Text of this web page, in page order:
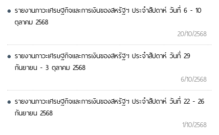
รายงานภาวะเศรษฐกิจและการเงินของสหรัฐฯ ประจำสัปดาห์ วันที่ 6 - 10
ตุลาคม 2568
20/10/2568
รายงานภาวะเศรษฐกิจและการเงินของสหรัฐฯ ประจำสัปดาห์ วันที่ 29
กันยายน - 3 ตุลาคม 2568
6/10/2568
รายงานภาวะเศรษฐกิจและการเงินของสหรัฐฯ ประจำสัปดาห์ วันที่ 22 - 26
กันยายน 2568
1/10/2568